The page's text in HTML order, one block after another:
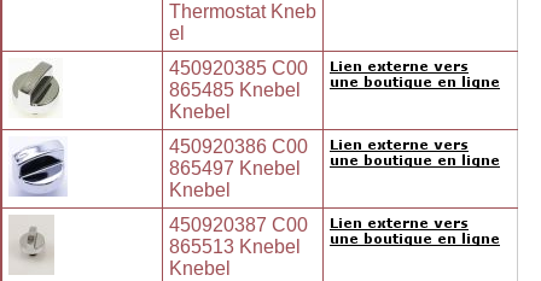
Thermostat Kneb
el
450920385 C00
865485 Knebel
Knebel
450920386 C00
865497 Knebel
Knebel
450920387 C00
865513 Knebel
Knebel